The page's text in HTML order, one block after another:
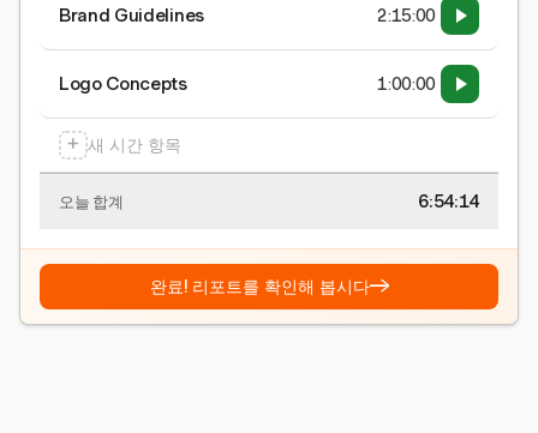
Brand Guidelines 2:15:00
Logo Concepts 1:00:00
+ 새 시간 항목
오늘 합계 6:54:15
완료! 리포트를 확인해 봅시다→